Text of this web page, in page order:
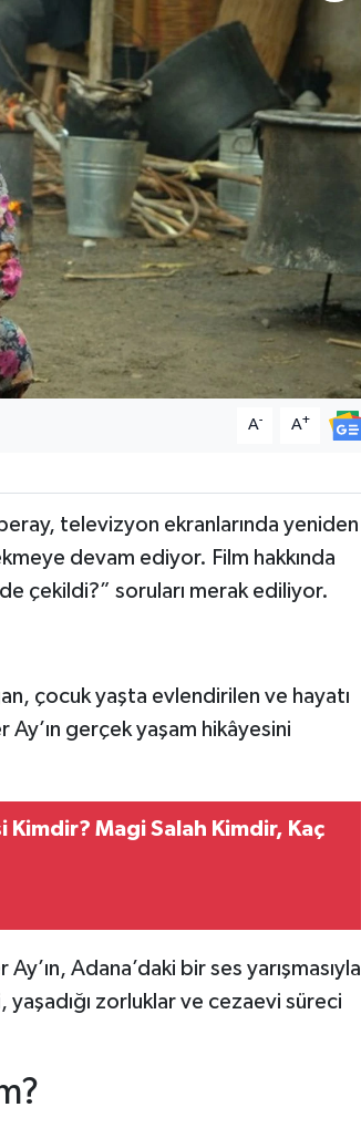
A- A+
televizyon ekranlarında yeniden
devam ediyor. Film hakkında
çekildi?” soruları merak ediliyor.
çocuk yaşta evlendirilen ve hayatı
gerçek yaşam hikâyesini
Kimdir? Magi Salah Kimdir, Kaç
Adana’daki bir ses yarışmasıyla
yaşadığı zorluklar ve cezaevi süreci